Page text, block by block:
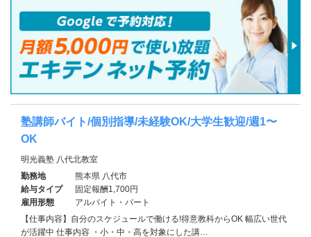
塾講師バイト/個別指導/未経験OK/大学生歓迎/週1〜
OK
明光義塾 八代北教室
勤務地
熊本県 八代市
給与タイプ
固定報酬1,700円
雇用形態
アルバイト・パート
【仕事内容】自分のスケジュールで働ける!得意教科からOK 幅広い世代
が活躍中 仕事内容 ・小・中・高を対象にした講…